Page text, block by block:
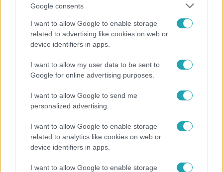
Google consents
I want to allow Google to enable storage
related to advertising like cookies on web or
device identifiers in apps.
I want to allow my user data to be sent to
Google for online advertising purposes.
I want to allow Google to send me
personalized advertising.
I want to allow Google to enable storage
related to analytics like cookies on web or
device identifiers in apps.
I want to allow Google to enable storage
Költségcsökkentés és kieső támogató szerződések
- ezekre panaszkodott a Fradi elnöke egy zártkörű
beszélgetésen